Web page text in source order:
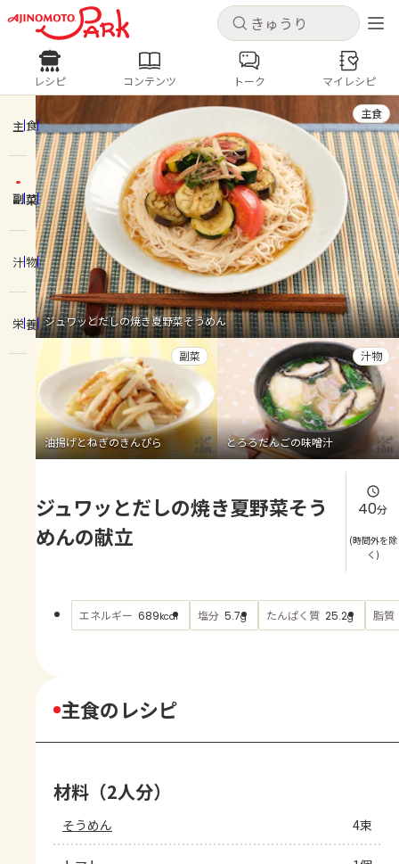
キャンセル
ログインするとレシピを保存できます
ログイン 新規登録
ホーム
コンテンツ
レシピ
トーク
よくあるお問い合わせ
お買い物
AJINOMOTO PARK とは
キャンセル
レシピ コンテンツ
人気の食材・レシピ
きゅうり なす トマト
とうもろこし
ピーマン
みょうが ゴーヤ
レシピ コンテンツ トーク マイレシピ
主食
副菜
汁物
栄養 ジュワッとだしの焼き夏野菜そうめん
主食
油揚げとねぎのきんぴら
副菜
とろろだんごの味噌汁
汁物
ジュワッとだしの焼き夏野菜そう
めんの献立
40分
(時間外を除
く)
エネルギー 689kcal 塩分 5.7g たんぱく質 25.2g 脂質
主食のレシピ
材料（2人分）
そうめん 4束